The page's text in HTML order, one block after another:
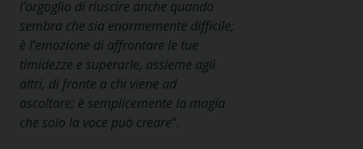
l’orgoglio di riuscire anche quando
sembra che sia enormemente difficile;
è l’emozione di affrontare le tue
timidezze e superarle, assieme agli
altri, di fronte a chi viene ad
ascoltare; è semplicemente la magia
che solo la voce può creare“.